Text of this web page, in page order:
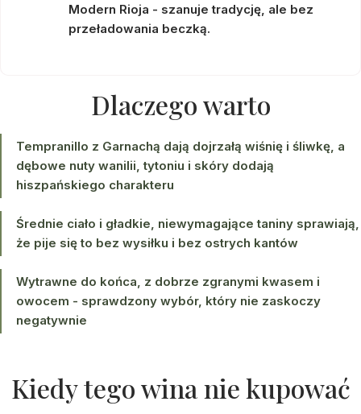
Modern Rioja - szanuje tradycję, ale bez
przeładowania beczką.
Dlaczego warto
Tempranillo z Garnachą dają dojrzałą wiśnię i śliwkę, a
dębowe nuty wanilii, tytoniu i skóry dodają
hiszpańskiego charakteru
Średnie ciało i gładkie, niewymagające taniny sprawiają,
że pije się to bez wysiłku i bez ostrych kantów
Wytrawne do końca, z dobrze zgranymi kwasem i
owocem - sprawdzony wybór, który nie zaskoczy
negatywnie
Kiedy tego wina nie kupować